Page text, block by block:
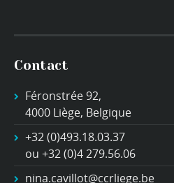
Contact
Féronstrée 92,
4000 Liège, Belgique
+32 (0)493.18.03.37
ou +32 (0)4 279.56.06
nina.cavillot@ccrliege.be